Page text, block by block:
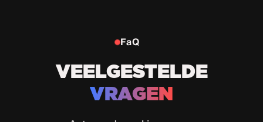
FaQ
VEELGESTELDE
VRAGEN